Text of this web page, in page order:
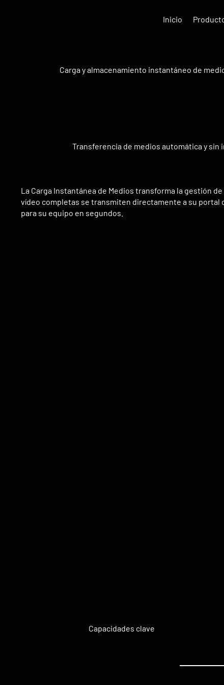
Inicio
Carga y almacenamiento instantáneo de
Transferencia de medios automática y sin
La Carga Instantánea de Medios transforma la gestión
vídeo completas se transmiten directamente a su portal
para su equipo en segundos.
Capacidades clave